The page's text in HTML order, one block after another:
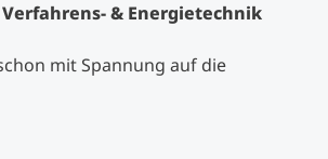
& Energietechnik
mit Spannung auf die